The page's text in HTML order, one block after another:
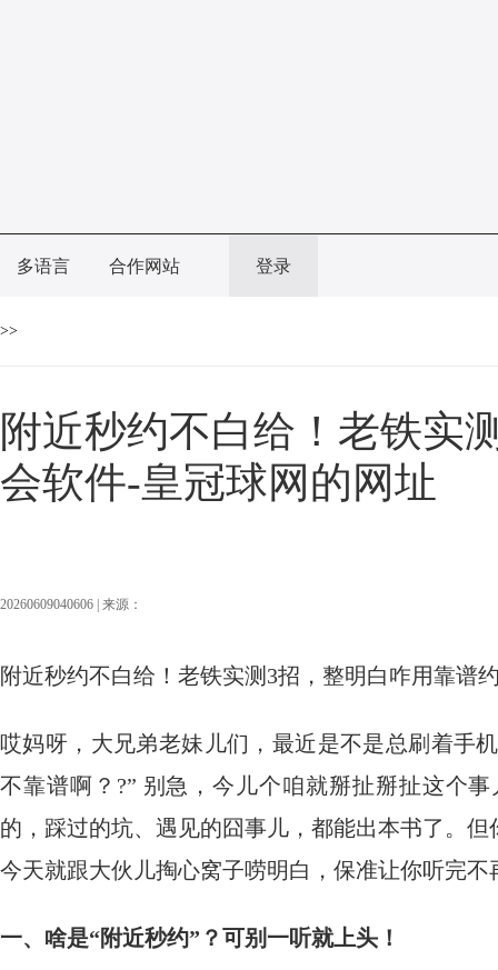
多语言 合作网站 登录
>>
附近秒约不白给！老铁实
会软件-皇冠球网的网址
20260609040606 | 来源：
附近秒约不白给！老铁实测3招，整明白咋用靠谱
哎妈呀，大兄弟老妹儿们，最近是不是总刷着手
不靠谱啊？?” 别急，今儿个咱就掰扯掰扯这个
的，踩过的坑、遇见的囧事儿，都能出本书了。
今天就跟大伙儿掏心窝子唠明白，保准让你听完不
一、啥是“附近秒约”？可别一听就上头！